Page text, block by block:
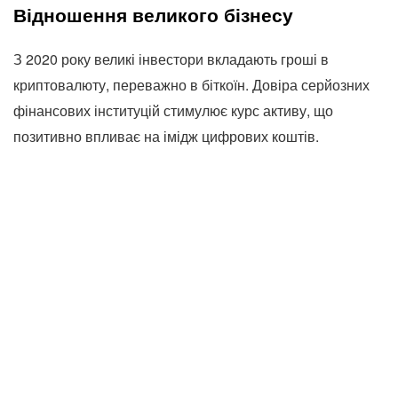
Відношення великого бізнесу
З 2020 року великі інвестори вкладають гроші в
криптовалюту, переважно в біткоїн. Довіра серйозних
фінансових інституцій стимулює курс активу, що
позитивно впливає на імідж цифрових коштів.